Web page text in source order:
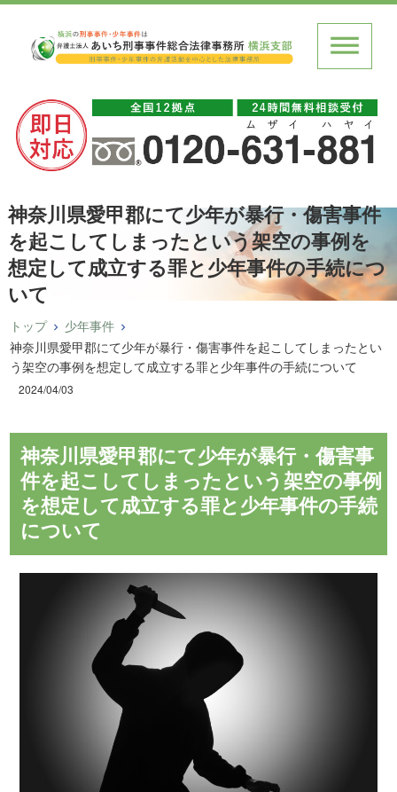
神奈川県愛甲郡にて少年が暴行・傷害事件
を起こしてしまったという架空の事例を
想定して成立する罪と少年事件の手続につ
いて
トップ
少年事件
神奈川県愛甲郡にて少年が暴行・傷害事件を起こしてしまったとい
う架空の事例を想定して成立する罪と少年事件の手続について
2024/04/03
神奈川県愛甲郡にて少年が暴行・傷害事
件を起こしてしまったという架空の事例
を想定して成立する罪と少年事件の手続
について